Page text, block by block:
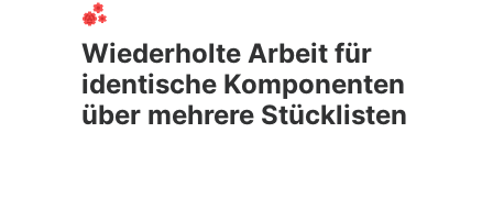
Wiederholte Arbeit für
identische Komponenten
über mehrere Stücklisten